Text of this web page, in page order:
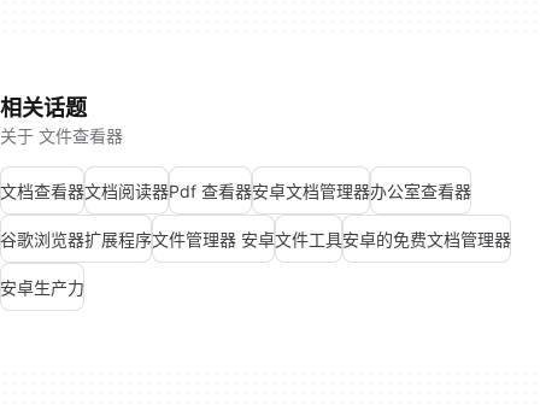
相关话题
关于 文件查看器
文档查看器文档阅读器Pdf 查看器安卓文档管理器办公室查看器
谷歌浏览器扩展程序文件管理器 安卓文件工具安卓的免费文档管理器
安卓生产力